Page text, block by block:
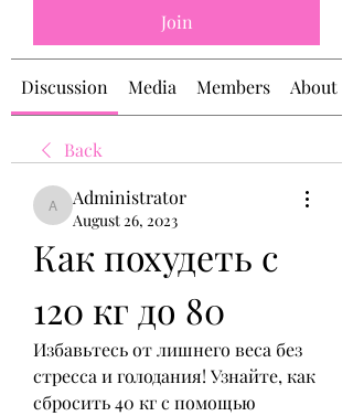
Join
Discussion Media Members About
Back
Administrator
Administrator
August 26, 2023
Как похудеть с
120 кг до 80
Избавьтесь от лишнего веса без
стресса и голодания! Узнайте, как
сбросить 40 кг с помощью